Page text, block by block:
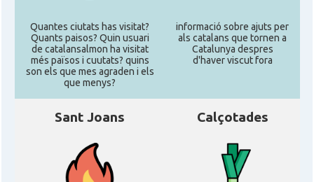
Quantes ciutats has visitat?
Quants paisos? Quin usuari
de catalansalmon ha visitat
més països i cuutats? quins
son els que mes agraden i els
que menys?
informació sobre ajuts per
als catalans que tornen a
Catalunya despres
d'haver viscut fora
Sant Joans Calçotades